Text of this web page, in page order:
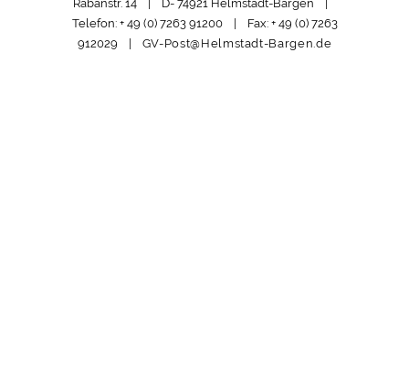
Rabanstr. 14 | D- 74921 Helmstadt-Bargen |
Telefon: + 49 (0) 7263 91200 | Fax: + 49 (0) 7263
912029 | GV-Post@Helmstadt-Bargen.de